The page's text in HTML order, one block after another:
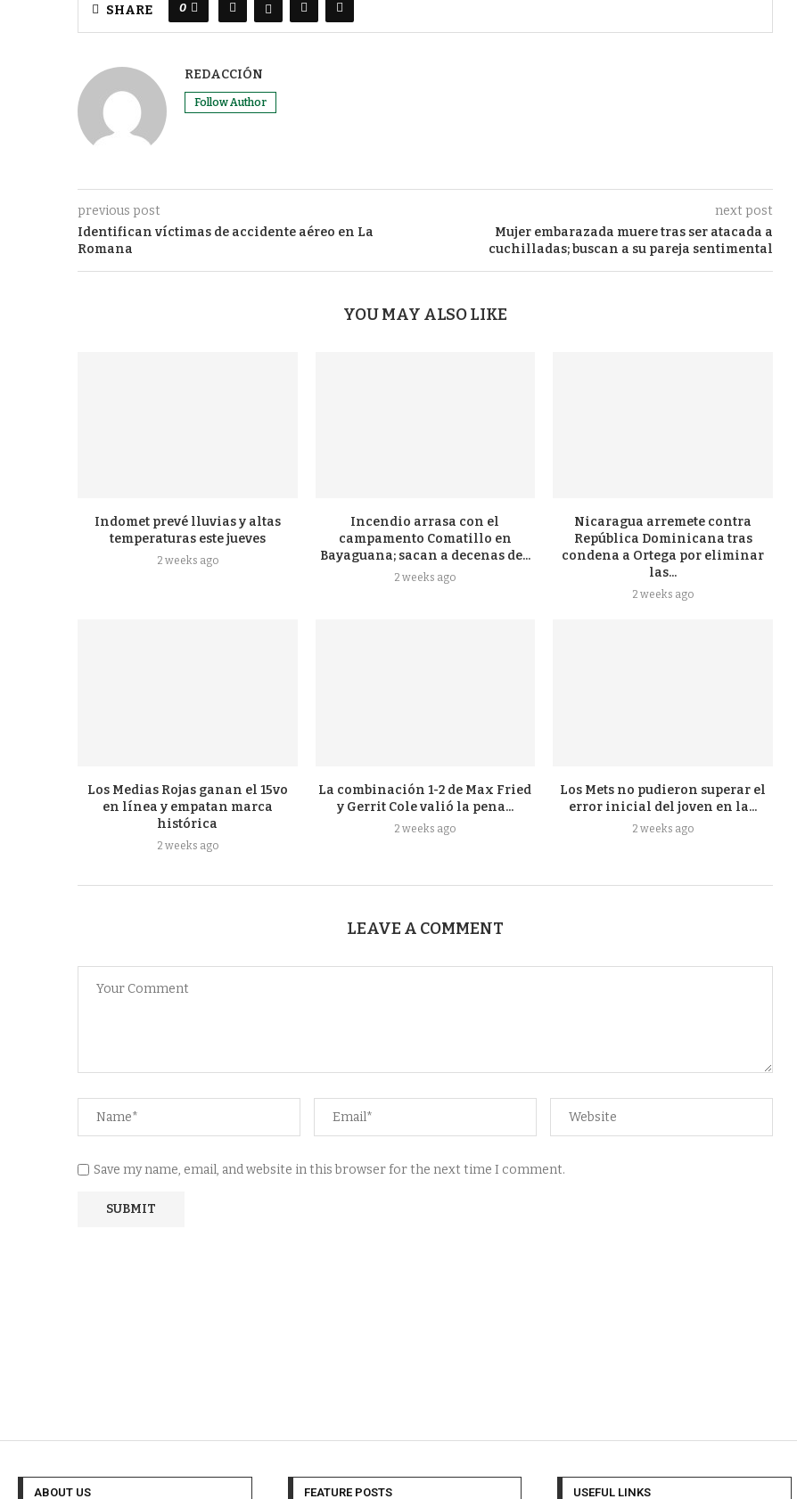
SHARE 0
REDACCIÓN
Follow Author
previous post
Identifican víctimas de accidente aéreo en La
Romana
next post
Mujer embarazada muere tras ser atacada a
cuchilladas; buscan a su pareja sentimental
YOU MAY ALSO LIKE
Indomet prevé lluvias y altas
temperaturas este jueves
2 weeks ago
Incendio arrasa con el
campamento Comatillo en
Bayaguana; sacan a decenas de...
2 weeks ago
Nicaragua arremete contra
República Dominicana tras
condena a Ortega por eliminar
las...
2 weeks ago
Los Medias Rojas ganan el 15vo
en línea y empatan marca
histórica
2 weeks ago
La combinación 1-2 de Max Fried
y Gerrit Cole valió la pena...
2 weeks ago
Los Mets no pudieron superar el
error inicial del joven en la...
2 weeks ago
LEAVE A COMMENT
Save my name, email, and website in this browser for the next time I comment.
ABOUT US FEATURE POSTS USEFUL LINKS